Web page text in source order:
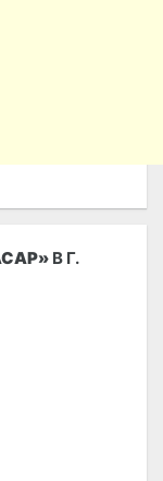
В Г.